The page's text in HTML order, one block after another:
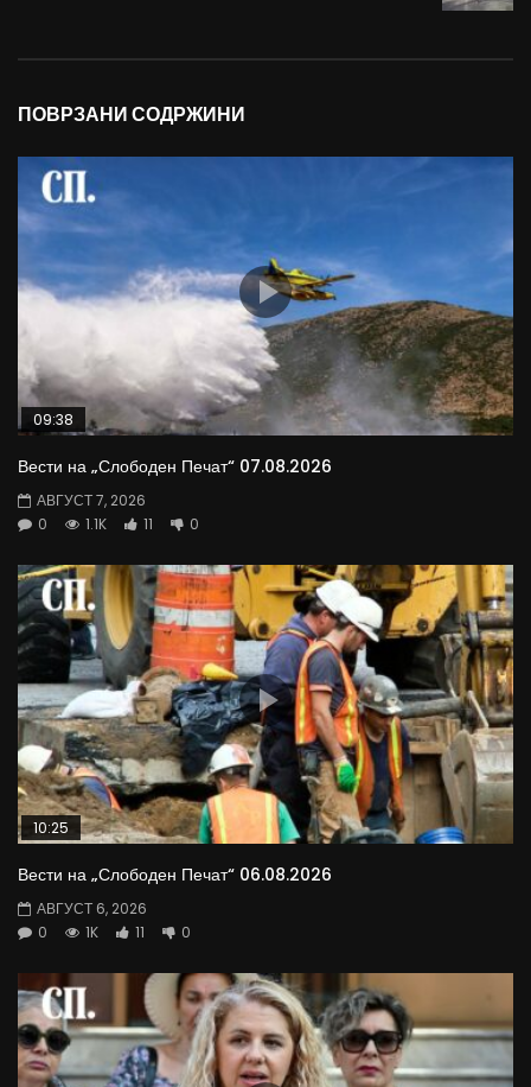
ПОВРЗАНИ СОДРЖИНИ
09:38
Вести на „Слободен Печат“ 07.08.2026
АВГУСТ 7, 2026
0
1.1K 11 0
10:25
Вести на „Слободен Печат“ 06.08.2026
АВГУСТ 6, 2026
0
1K 11 0